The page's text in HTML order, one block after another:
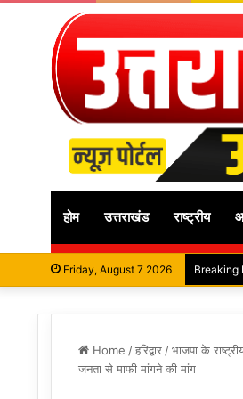
होम उत्तराखंड राष्ट्रीय
Friday, August 7 2026 Breaking
Home /हरिद्वार /भाजपा के
जनता से माफी मांगने की मांग